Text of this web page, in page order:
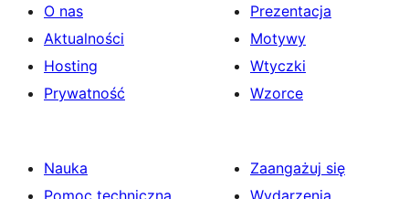
O nas
Aktualności
Hosting
Prywatność
Prezentacja
Motywy
Wtyczki
Wzorce
Nauka
Pomoc techniczna
Zaangażuj się
Wydarzenia